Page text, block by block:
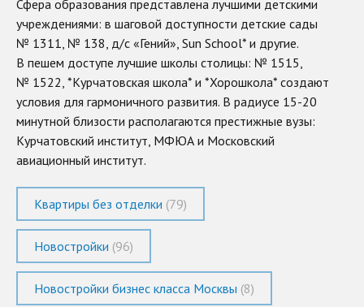
Сфера образования представлена лучшими детскими
учреждениями: в шаговой доступности детские сады
№ 1311, № 138, д/с «Гений», Sun School* и другие.
В пешем доступе лучшие школы столицы: № 1515,
№ 1522, *Курчатовская школа* и *Хорошкола* создают
условия для гармоничного развития. В радиусе 15-20
минутной близости располагаются престижные вузы:
Курчатовский институт, МФЮА и Московский
авиационный институт.
Квартиры без отделки (79)
Новостройки (96)
Новостройки бизнес класса Москвы (8)